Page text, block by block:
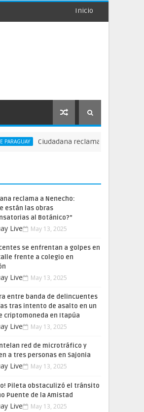
Inicio
Ciudadana reclama a Nenecho:
reclama a Nenecho:
están las obras
al Botánico?”
Live May 13, 2025
se enfrentan a golpes en
frente a colegio en
Live May 13, 2025
entre banda de delincuentes
tras intento de asalto en un
criptomoneda en Itapúa
Live May 13, 2025
red de microtráfico y
a tres personas en Sajonia
Live May 13, 2025
Pileta obstaculizó el tránsito
Puente de la Amistad
Live May 13, 2025